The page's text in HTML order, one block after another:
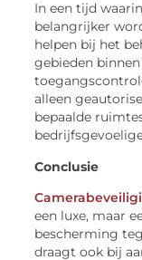
In een tijd
belangrijker
helpen bij het
gebieden
alleen
bepaalde
Conclusie
een luxe, maar
bescherming
draagt ook bij